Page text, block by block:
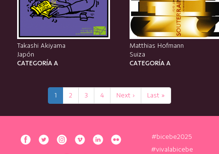
Takashi Akiyama
Japón
CATEGORÍA A
Matthias Hofmann
Suiza
CATEGORÍA A
1 2 3 4 Next › Last »
#bicebe2025
#vivalabicebe